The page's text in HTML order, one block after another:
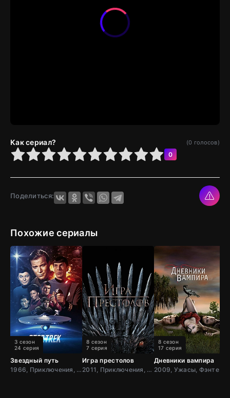
Как сериал? (0 голосов)
5 6 7 8 9 10 0
Поделиться:
Похожие сериалы
Звездный путь
1966, Приключения, Фантастика, Боевик, США
3 сезон
24 серия
Игра престолов
2011, Приключения, Фэнтези, Блокбастер, Мистический, Боевик, Зарубежный, Мелодрама, Драма, США,
8 сезон
7 серия
Дневники вампира
8 сезон
17 серия